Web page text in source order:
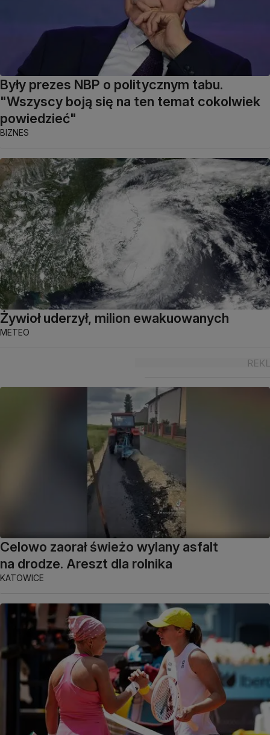
Były prezes NBP o politycznym tabu.
"Wszyscy boją się na ten temat cokolwiek
powiedzieć"
BIZNES
Żywioł uderzył, milion ewakuowanych
METEO
Celowo zaorał świeżo wylany asfalt
na drodze. Areszt dla rolnika
KATOWICE